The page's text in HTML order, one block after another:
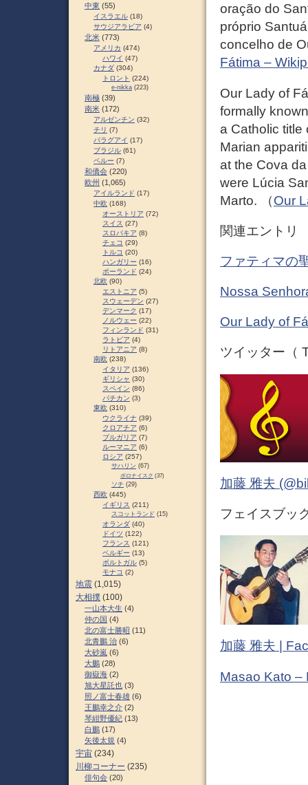
oração do
próprio
concelho de
Fátima –
Our Lady of
formally
a Catholic title
Marian
at the Cova
were Lúcia
Marto. （Our
関連エントリ
ファティマの
Nossa
Our Lady of
ツイッター（
加藤 雅夫
フェイスブッ
加藤 雅夫 |
Masao Kato –
中東 (55)
イスラエル (18)
サウジアラビア (4)
北米 (773)
アメリカ (474)
ハワイ (47)
カナダ (304)
トロント (224)
e-nikka (223)
南極 (39)
南米 (172)
アルゼンチン (32)
チリ (7)
パラグアイ (17)
ブラジル (61)
ペルー (7)
和僑会 (220)
欧州 (1,065)
アイルランド (17)
中欧 (168)
オーストリア (72)
スイス (27)
スロパキア (8)
チェコ (29)
トルコ (20)
ハンガリー (16)
ポーランド (24)
北欧 (90)
エストニア (5)
スウェーデン (27)
デンマーク (17)
ノルウェー (22)
フィンランド (31)
ラトビア (4)
リトアニア (8)
南欧 (238)
イタリア (136)
ギリシャ (30)
スペイン (86)
バチカン (3)
東欧 (310)
ウクライナ (39)
クロアチア (6)
ブルガリア (7)
ルーマニア (6)
ロシア (257)
サハリン (67)
ポロナイスク (37)
ソチ (29)
西欧 (445)
イギリス (211)
スコットランド (15)
オランダ (40)
ドイツ (122)
フランス (121)
ベルギー (13)
ポルトガル (5)
モナコ (2)
地震 (1,015)
大相撲 (100)
一山本大生 (4)
仲の国 (4)
北の富士勝昭 (11)
北青鵬 治 (6)
大砂嵐 (6)
大鵬 (28)
御嶽海 (2)
旭大星託也 (3)
照ノ富士春雄 (6)
王鵬幸之介 (2)
琴紺野優紀 (13)
白鵬 (17)
矢後太規 (4)
宇宙 (234)
川柳コーナー (235)
俳句会 (20)